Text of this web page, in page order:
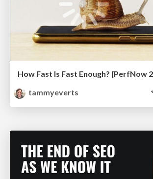
How Fast Is Fast Enough? [PerfNow
tammyeverts